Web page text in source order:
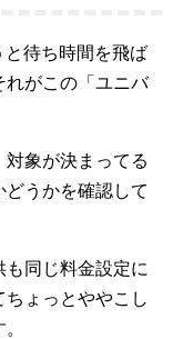
待ち時間を飛ば
れがこの「ユニバ
象が決まってる
うかを確認して
同じ料金設定に
ょっとややこし